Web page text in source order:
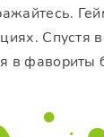
Спустя
в фавориты